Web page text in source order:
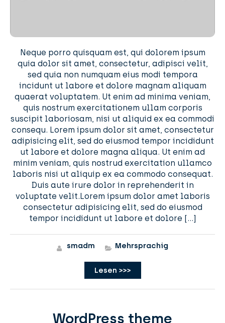
Neque porro quisquam est, qui dolorem ipsum
quia dolor sit amet, consectetur, adipisci velit,
sed quia non numquam eius modi tempora
incidunt ut labore et dolore magnam aliquam
quaerat voluptatem. Ut enim ad minima veniam,
quis nostrum exercitationem ullam corporis
suscipit laboriosam, nisi ut aliquid ex ea commodi
consequ. Lorem ipsum dolor sit amet, consectetur
adipisicing elit, sed do eiusmod tempor incididunt
ut labore et dolore magna aliqua. Ut enim ad
minim veniam, quis nostrud exercitation ullamco
laboris nisi ut aliquip ex ea commodo consequat.
Duis aute irure dolor in reprehenderit in
voluptate velit.Lorem ipsum dolor amet laboris
consectetur adipisicing elit, sed do eiusmod
tempor incididunt ut labore et dolore […]
smadm Mehrsprachig
Lesen >>>
WordPress theme